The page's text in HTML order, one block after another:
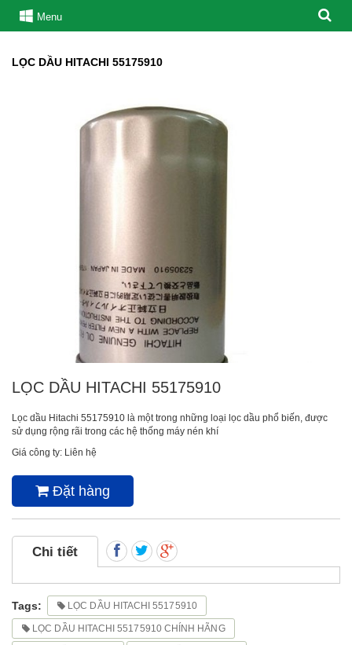
Menu
LỌC DẦU HITACHI 55175910
LỌC DẦU HITACHI 55175910
Lọc dầu Hitachi 55175910 là một trong những loại lọc dầu phổ biến, được
sử dụng rộng rãi trong các hệ thống máy nén khí
Giá công ty: Liên hệ
Đặt hàng
Chi tiết
Tags: LỌC DẦU HITACHI 55175910
LỌC DẦU HITACHI 55175910 CHÍNH HÃNG